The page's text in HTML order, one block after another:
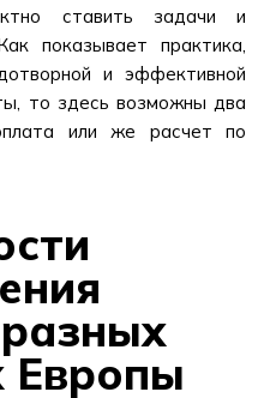
ставить задачи и
показывает практика,
и эффективной
то здесь возможны два
или же расчет по
Европы